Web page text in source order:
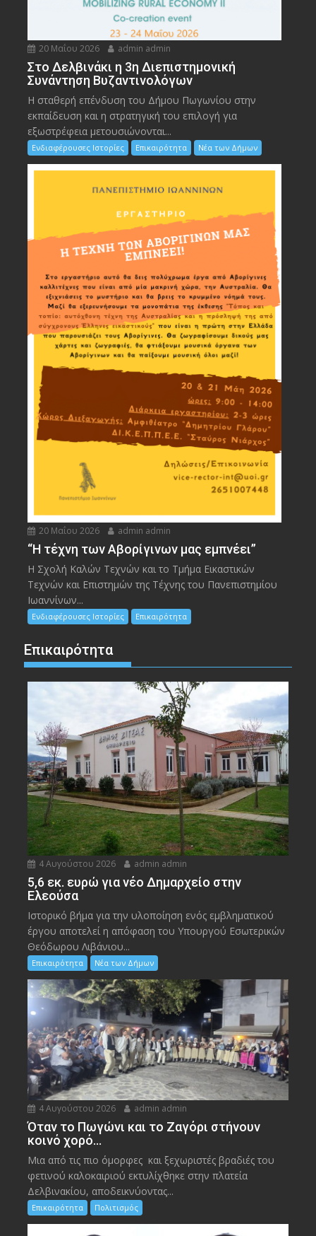
20 Μαΐου 2026 admin admin
Στο Δελβινάκι η 3η Διεπιστημονική
Συνάντηση Βυζαντινολόγων
Η σταθερή επένδυση του Δήμου Πωγωνίου στην
εκπαίδευση και η στρατηγική του επιλογή για
εξωστρέφεια μετουσιώνονται...
Ενδιαφέρουσες Ιστορίες Επικαιρότητα Νέα των Δήμων
20 Μαΐου 2026 admin admin
“Η τέχνη των Αβορίγινων μας εμπνέει”
Η Σχολή Καλών Τεχνών και το Τμήμα Εικαστικών
Τεχνών και Επιστημών της Τέχνης του Πανεπιστημίου
Ιωαννίνων...
Ενδιαφέρουσες Ιστορίες Επικαιρότητα
Επικαιρότητα
4 Αυγούστου 2026 admin admin
5,6 εκ. ευρώ για νέο Δημαρχείο στην
Ελεούσα
Ιστορικό βήμα για την υλοποίηση ενός εμβληματικού
έργου αποτελεί η απόφαση του Υπουργού Εσωτερικών
Θεόδωρου Λιβάνιου...
Επικαιρότητα Νέα των Δήμων
4 Αυγούστου 2026 admin admin
Όταν το Πωγώνι και το Ζαγόρι στήνουν
κοινό χορό…
Μια από τις πιο όμορφες και ξεχωριστές βραδιές του
φετινού καλοκαιριού εκτυλίχθηκε στην πλατεία
Δελβινακίου, αποδεικνύοντας...
Επικαιρότητα Πολιτισμός